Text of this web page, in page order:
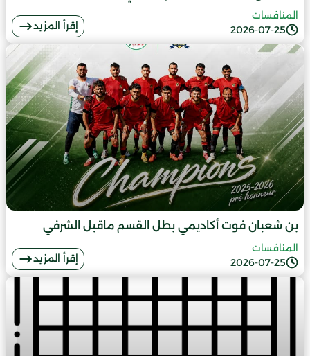
2026-07-25
المنافسات
إقرأ المزيد
بن شعبان فوت أكاديمي بطل القسم ماقبل الشرفي
2026-07-25
المنافسات
إقرأ المزيد